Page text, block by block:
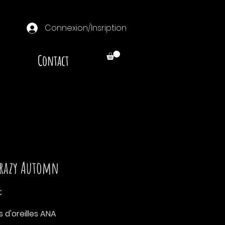
Connexion/Insription
Contact
Automn
d'oreilles ANA